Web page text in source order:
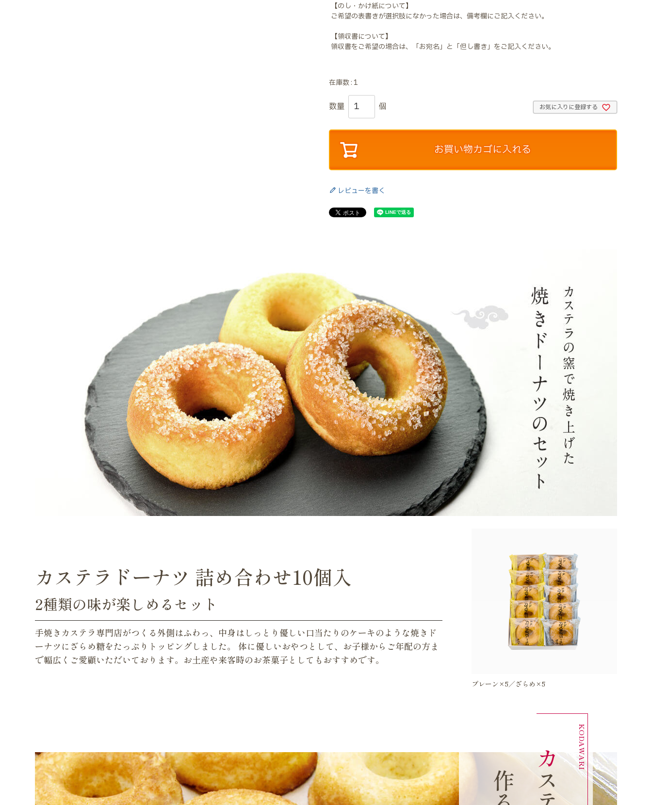
【のし・かけ紙について】
ご希望の表書きが選択肢になかった場合は、備考欄にご記入ください。
【領収書について】
領収書をご希望の場合は、「お宛名」と「但し書き」をご記入ください。
在庫数 1
お気に入りに登録する
お買い物カゴに入れる
レビューを書く
カステラドーナツ 詰め合わせ10個入
2種類の味が楽しめるセット
手焼きカステラ専門店がつくる外側はふわっ、中身はしっとり優しい口当たりのケーキのような焼きド
ーナツにざらめ糖をたっぷりトッピングしました。 体に優しいおやつとして、お子様からご年配の方ま
で幅広くご愛顧いただいております。お土産や来客時のお茶菓子としてもおすすめです。
プレーン×5／ざらめ×5
カ
テ
ラ
の
材
料